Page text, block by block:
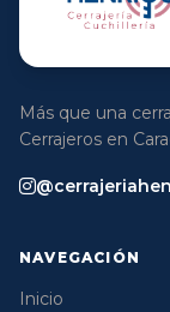
Más que una
Cerrajeros en
NAVEGACIÓN
Inicio